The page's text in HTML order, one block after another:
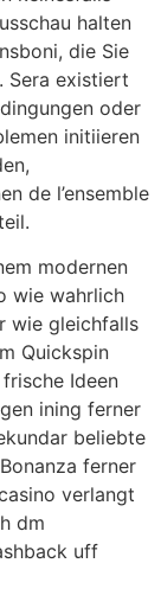
halten
die Sie
Sera existiert
oder
initiieren
de l’ensemble
modernen
wie wahrlich
wie gleichfalls
Quickspin
Ideen
ining ferner
beliebte
ferner
verlangt
dm
uff